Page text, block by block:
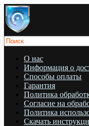
О нас
Информация о
Cпособы оплаты
Гарантия
Политика
Согласие на
Политика
Скачать